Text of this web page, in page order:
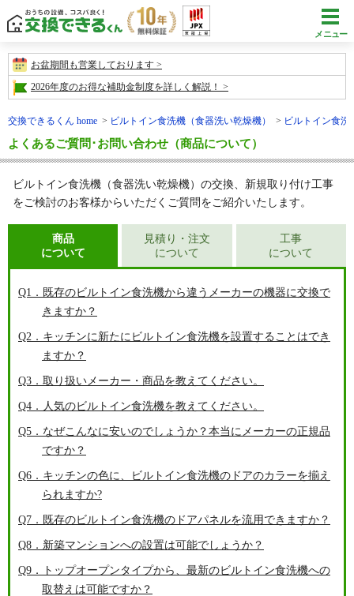
メニュー
お盆期間も営業しております
2026年度のお得な補助金制度を詳しく解説！
交換できるくん home ビルトイン食洗機（食器洗い乾燥機） ビルトイン食
よくあるご質問･お問い合わせ（商品について）
ビルトイン食洗機（食器洗い乾燥機）の交換、新規取り付け工事
をご検討のお客様からいただくご質問をご紹介いたします。
商品
について
見積り・注文
について
工事
について
Q1．既存のビルトイン食洗機から違うメーカーの機器に交換で
きますか？
Q2．キッチンに新たにビルトイン食洗機を設置することはでき
ますか？
Q3．取り扱いメーカー・商品を教えてください。
Q4．人気のビルトイン食洗機を教えてください。
Q5．なぜこんなに安いのでしょうか？本当にメーカーの正規品
ですか？
Q6．キッチンの色に、ビルトイン食洗機のドアのカラーを揃え
られますか?
Q7．既存のビルトイン食洗機のドアパネルを流用できますか？
Q8．新築マンションへの設置は可能でしょうか？
Q9．トップオープンタイプから、最新のビルトイン食洗機への
取替えは可能ですか？